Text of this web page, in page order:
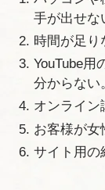
手が出せな
時間が足り
YouTube用
分からない
オンライン
お客様が女
サイト用の